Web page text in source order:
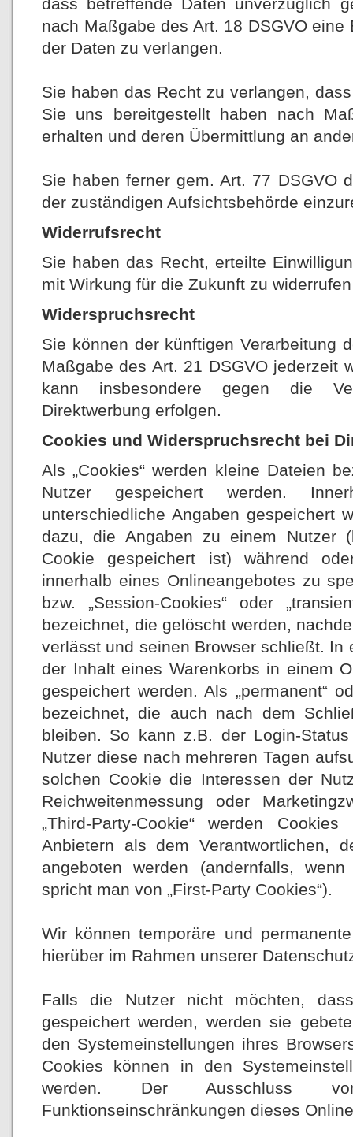
nach Maßgabe des Art. 18 DSGVO
der Daten zu verlangen.
Sie haben das Recht zu verlangen,
Sie uns bereitgestellt haben nach
erhalten und deren Übermittlung an
Sie haben ferner gem. Art. 77 DSGVO
der zuständigen Aufsichtsbehörde
Widerrufsrecht
Sie haben das Recht, erteilte
mit Wirkung für die Zukunft zu widerrufen
Widerspruchsrecht
Sie können der künftigen Verarbeitung
Maßgabe des Art. 21 DSGVO jederzeit
kann insbesondere gegen die
Direktwerbung erfolgen.
Cookies und Widerspruchsrecht bei
Als „Cookies“ werden kleine Dateien
Nutzer gespeichert werden.
unterschiedliche Angaben gespeichert
dazu, die Angaben zu einem Nutzer
Cookie gespeichert ist) während
innerhalb eines Onlineangebotes zu
bzw. „Session-Cookies“ oder
bezeichnet, die gelöscht werden,
verlässt und seinen Browser schließt. In
der Inhalt eines Warenkorbs in einem
gespeichert werden. Als „permanent“
bezeichnet, die auch nach dem
bleiben. So kann z.B. der Login-
Nutzer diese nach mehreren Tagen
solchen Cookie die Interessen der
Reichweitenmessung oder
„Third-Party-Cookie“ werden
Anbietern als dem Verantwortlichen,
angeboten werden (andernfalls,
spricht man von „First-Party Cookies“).
Wir können temporäre und
hierüber im Rahmen unserer
Falls die Nutzer nicht möchten,
gespeichert werden, werden sie
den Systemeinstellungen ihres
Cookies können in den
werden. Der Ausschluss
Funktionseinschränkungen dieses